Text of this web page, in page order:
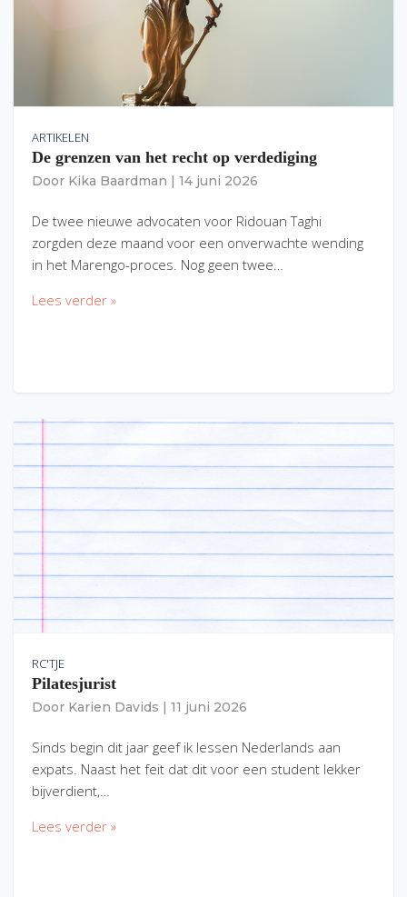
ARTIKELEN
De grenzen van het recht op verdediging
Door Kika Baardman 14 juni 2026
De twee nieuwe advocaten voor Ridouan Taghi
zorgden deze maand voor een onverwachte wending
in het Marengo-proces. Nog geen twee…
Lees verder »
RC'TJE
Pilatesjurist
Door Karien Davids 11 juni 2026
Sinds begin dit jaar geef ik lessen Nederlands aan
expats. Naast het feit dat dit voor een student lekker
bijverdient,…
Lees verder »